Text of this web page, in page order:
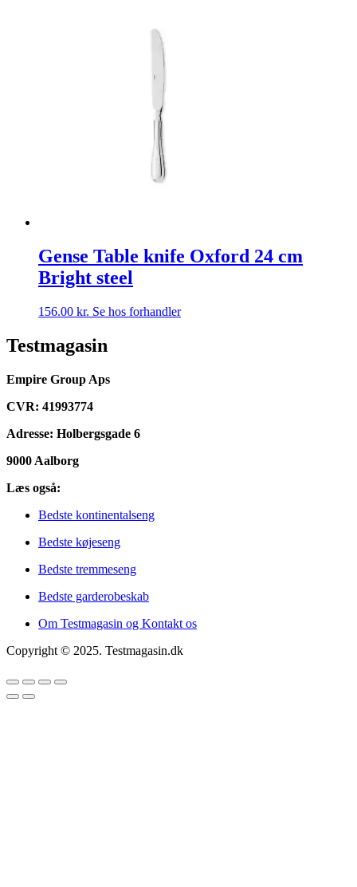
Gense Table knife Oxford 24 cm
Bright steel
156.00 kr. Se hos forhandler
Testmagasin
Empire Group Aps
CVR: 41993774
Adresse: Holbergsgade 6
9000 Aalborg
Læs også:
Bedste kontinentalseng
Bedste køjeseng
Bedste tremmeseng
Bedste garderobeskab
Om Testmagasin og Kontakt os
Copyright © 2025. Testmagasin.dk